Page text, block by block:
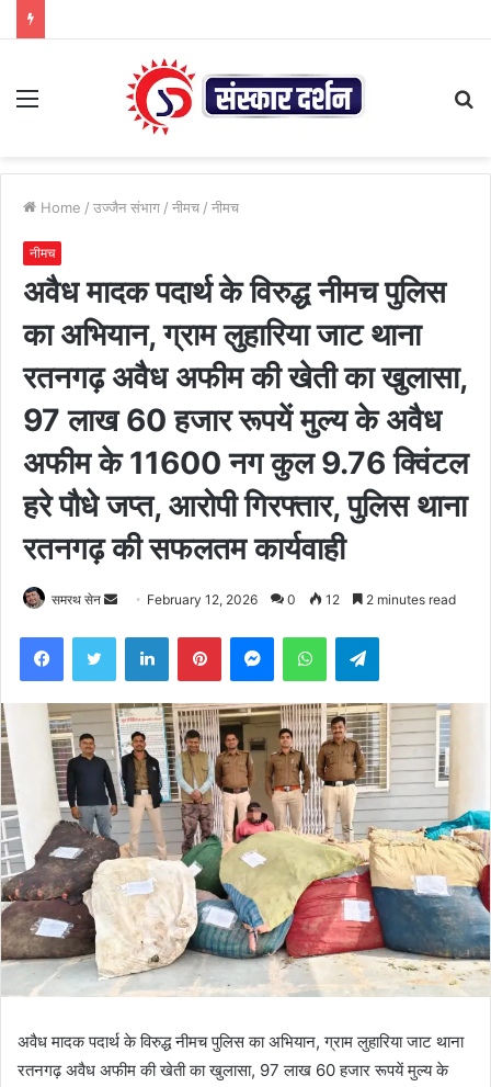
Menu
Home / उज्जैन संभाग / नीमच / नीमच
नीमच
अवैध मादक पदार्थ के विरुद्ध नीमच पुलिस
का अभियान, ग्राम लुहारिया जाट थाना
रतनगढ़ अवैध अफीम की खेती का खुलासा,
97 लाख 60 हजार रूपयें मुल्य के अवैध
अफीम के 11600 नग कुल 9.76 क्विंटल
हरे पौधे जप्त, आरोपी गिरफ्तार, पुलिस थाना
रतनगढ़ की सफलतम कार्यवाही
समरथ सेन
Send
email
February 12, 2026 0 12 2 minutes read
FacebookTwitter LinkedInPinterestMessengerWhatsAppTelegram
अवैध मादक पदार्थ के विरुद्ध नीमच पुलिस का अभियान, ग्राम लुहारिया जाट थाना
रतनगढ़ अवैध अफीम की खेती का खुलासा, 97 लाख 60 हजार रूपयें मुल्य के